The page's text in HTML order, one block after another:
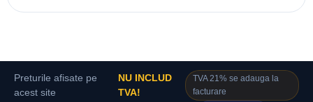
Preturile afisate pe
acest site
NU INCLUD
TVA!
TVA 21% se adauga la
facturare